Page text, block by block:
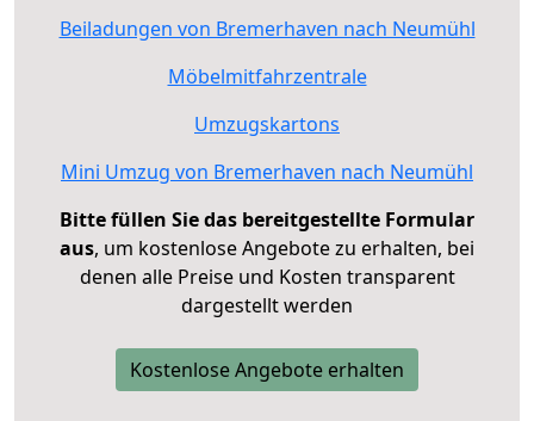
Beiladungen von Bremerhaven nach Neumühl
Möbelmitfahrzentrale
Umzugskartons
Mini Umzug von Bremerhaven nach Neumühl
Bitte füllen Sie das bereitgestellte Formular
aus, um kostenlose Angebote zu erhalten, bei
denen alle Preise und Kosten transparent
dargestellt werden
Kostenlose Angebote erhalten